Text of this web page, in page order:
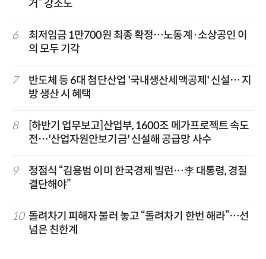
거” 강조도
6
최저임금 1만700원 최종 확정…노동계·소상공인 이
의 모두 기각
7
반도체 등 6대 첨단산업 '국내생산세액공제' 신설… 지
방 생산 시 혜택
8
[하반기 업무보고]산업부, 1600조 메가프로젝트 속도
전…'산업자원안보기금' 신설해 공급망 사수
9
정점식 “김용범 이미 한국경제 빌런…李 대통령, 경질
결단해야”
10 돌려차기 피해자 불러 놓고 “돌려차기 한번 해라”…선
넘은 친한계